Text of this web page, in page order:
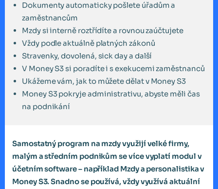
Dokumenty automaticky pošlete úřadům a
zaměstnancům
Mzdy si interně roztřídíte a rovnou zaúčtujete
Vždy podle aktuálně platných zákonů
Stravenky, dovolená, sick day a další
V Money S3 si poradíte i s exekucemi zaměstnanců
Ukážeme vám, jak to můžete dělat v Money S3
Money S3 pokryje administrativu, abyste měli čas
na podnikání
Samostatný program na mzdy využijí velké firmy,
malým a středním podnikům se více vyplatí modul v
účetním software – například Mzdy a personalistika v
Money S3. Snadno se používá, vždy využívá aktuální